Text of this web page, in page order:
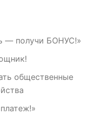
— получи БОНУС!»
общественные